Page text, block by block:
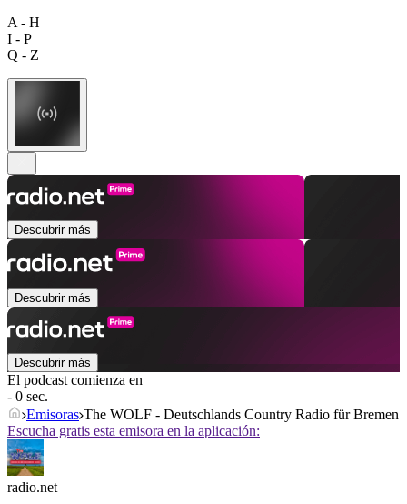
A - H
I - P
Q - Z
Descubrir más
Descubrir más
Descubrir más
El podcast comienza en
- 0 sec.
Emisoras The WOLF - Deutschlands Country Radio für Bremen
Escucha gratis esta emisora en la aplicación:
radio.net